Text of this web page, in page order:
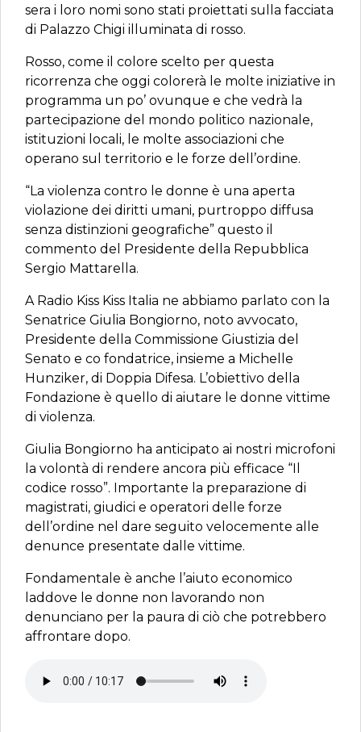
sera i loro nomi sono stati proiettati sulla facciata
di Palazzo Chigi illuminata di rosso.
Rosso, come il colore scelto per questa
ricorrenza che oggi colorerà le molte iniziative in
programma un po’ ovunque e che vedrà la
partecipazione del mondo politico nazionale,
istituzioni locali, le molte associazioni che
operano sul territorio e le forze dell’ordine.
“La violenza contro le donne è una aperta
violazione dei diritti umani, purtroppo diffusa
senza distinzioni geografiche” questo il
commento del Presidente della Repubblica
Sergio Mattarella.
A Radio Kiss Kiss Italia ne abbiamo parlato con la
Senatrice Giulia Bongiorno, noto avvocato,
Presidente della Commissione Giustizia del
Senato e co fondatrice, insieme a Michelle
Hunziker, di Doppia Difesa. L’obiettivo della
Fondazione è quello di aiutare le donne vittime
di violenza.
Giulia Bongiorno ha anticipato ai nostri microfoni
la volontà di rendere ancora più efficace “Il
codice rosso”. Importante la preparazione di
magistrati, giudici e operatori delle forze
dell’ordine nel dare seguito velocemente alle
denunce presentate dalle vittime.
Fondamentale è anche l’aiuto economico
laddove le donne non lavorando non
denunciano per la paura di ciò che potrebbero
affrontare dopo.